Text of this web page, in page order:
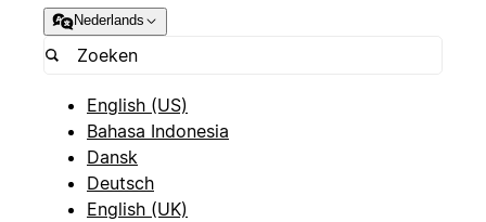
Nederlands
English (US)
Bahasa Indonesia
Dansk
Deutsch
English (UK)